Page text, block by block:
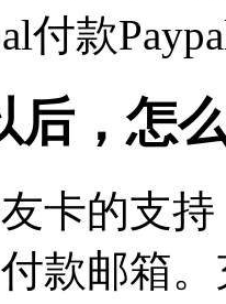
付款
后，怎
卡的支
款邮箱